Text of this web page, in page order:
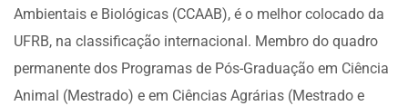
Ambientais e Biológicas (CCAAB), é o melhor colocado da
UFRB, na classificação internacional. Membro do quadro
permanente dos Programas de Pós-Graduação em Ciência
Animal (Mestrado) e em Ciências Agrárias (Mestrado e